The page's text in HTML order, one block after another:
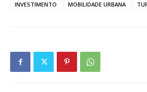
INVESTIMENTO
MOBILIDADE URBANA